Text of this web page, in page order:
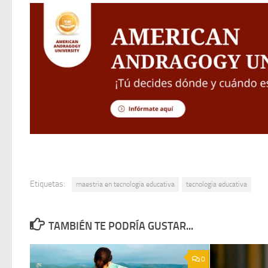
Etiquetas: maestria en tecnologia educativa tecnologia educativa
TAMBIÉN TE PODRÍA GUSTAR...
0